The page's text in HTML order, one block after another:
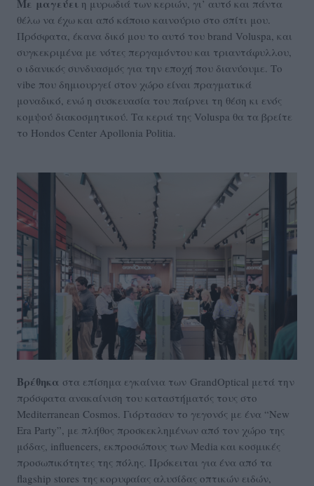
Με μαγεύει η μυρωδιά των κεριών, γι’ αυτό και πάντα
θέλω να έχω και από κάποιο καινούριο στο σπίτι μου.
Πρόσφατα, έκανα δικό μου το αυτό του brand Voluspa, και
συγκεκριμένα με νότες περγαμόντου και τριαντάφυλλου,
ο ιδανικός συνδυασμός για την εποχή που διανύουμε. Το
vibe που δημιουργεί στον χώρο είναι πραγματικά
μοναδικό, ενώ η συσκευασία του παίρνει τη θέση κι ενός
κομψού διακοσμητικού. Τα κεριά της Voluspa θα τα βρείτε
το Hondos Center Apollonia Politia.
Βρέθηκα στα επίσημα εγκαίνια των GrandOptical μετά την
πρόσφατα ανακαίνιση του καταστήματός τους στο
Mediterranean Cosmos. Γιόρτασαν το γεγονός με ένα “New
Era Party”, με πλήθος προσκεκλημένων από τον χώρο της
μόδας, influencers, εκπροσώπους των Media και κοσμικές
προσωπικότητες της πόλης. Πρόκειται για ένα από τα
flagship stores της κορυφαίας αλυσίδας οπτικών ειδών,